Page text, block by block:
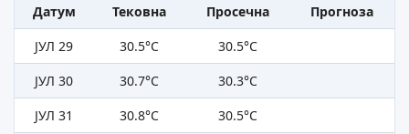
Датум Тековна Просечна
Прогноза
ЈУЛ 29
30.5°C
30.5°C
ЈУЛ 30
30.7°C
30.3°C
ЈУЛ 31
30.8°C
30.5°C